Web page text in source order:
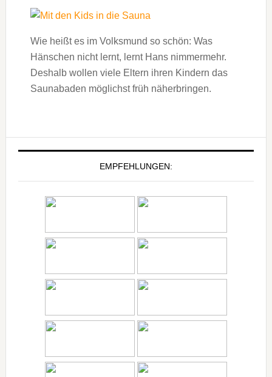
Wie heißt es im Volksmund so schön: Was
Hänschen nicht lernt, lernt Hans nimmermehr.
Deshalb wollen viele Eltern ihren Kindern das
Saunabaden möglichst früh näherbringen.
EMPFEHLUNGEN: